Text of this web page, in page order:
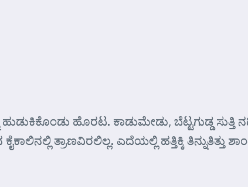
ಹುಡುಕಿಕೊಂಡು ಹೊರಟ. ಕಾಡುಮೇಡು, ಬೆಟ್ಟಗುಡ್ಡ
ತ್ರಾಣವಿರಲಿಲ್ಲ. ಎದೆಯಲ್ಲಿ ಹತ್ತಿಕ್ಕಿ